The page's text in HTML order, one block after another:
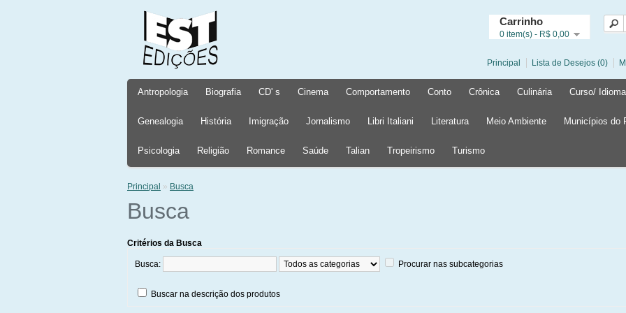
Carrinho
0 item(s) - R$ 0,00
Principal Lista de Desejos (0)
Antropologia Biografia CD' s Cinema Comportamento Conto Crônica Culinária Curso/ Idioma
Genealogia História Imigração Jornalismo Libri Italiani Literatura Meio Ambiente Municípios do
Psicologia Religião Romance Saúde Talian Tropeirismo Turismo
Principal » Busca
Busca
Critérios da Busca
Busca: Procurar nas subcategorias
Buscar na descrição dos produtos